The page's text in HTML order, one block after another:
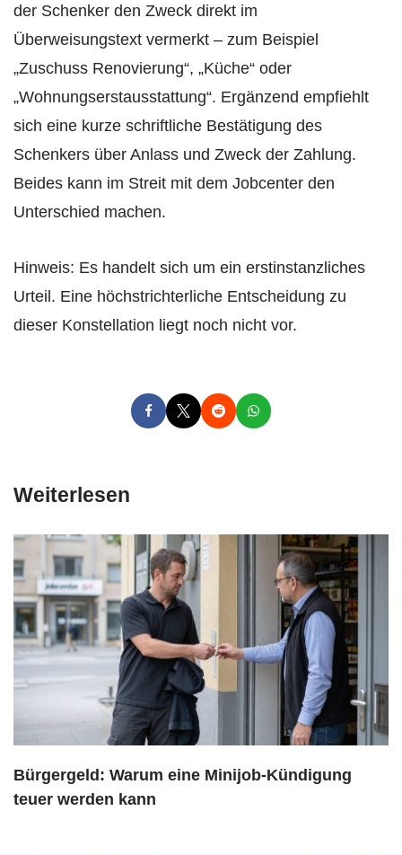
der Schenker den Zweck direkt im
Überweisungstext vermerkt – zum Beispiel
„Zuschuss Renovierung“, „Küche“ oder
„Wohnungserstausstattung“. Ergänzend empfiehlt
sich eine kurze schriftliche Bestätigung des
Schenkers über Anlass und Zweck der Zahlung.
Beides kann im Streit mit dem Jobcenter den
Unterschied machen.
Hinweis: Es handelt sich um ein erstinstanzliches
Urteil. Eine höchstrichterliche Entscheidung zu
dieser Konstellation liegt noch nicht vor.
Weiterlesen
Bürgergeld: Warum eine Minijob-Kündigung
teuer werden kann